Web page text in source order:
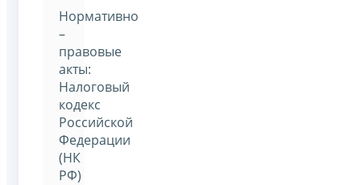
Нормативно
–
правовые
акты:
Налоговый
кодекс
Российской
Федерации
(НК
РФ)